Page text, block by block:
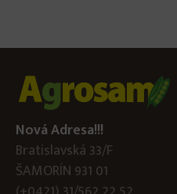
Nová Adresa!!!
Bratislavská 33/F
ŠAMORÍN 931 01